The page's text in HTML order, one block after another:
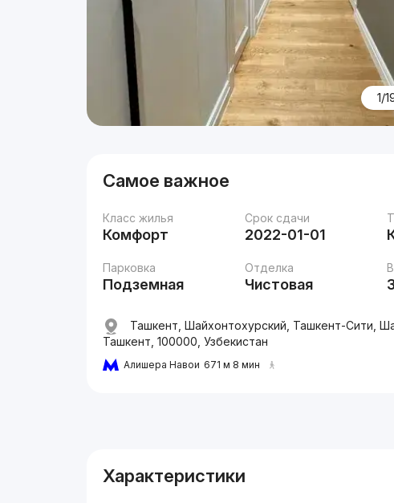
1/
Самое важное
Класс жилья
Комфорт
Срок сдачи
2022-01-01
Парковка
Подземная
Отделка
Чистовая
Ташкент, Шайхонтохурский, Ташкент-Сити,
Ташкент, 100000, Узбекистан
Алишера Навои 671 м 8 мин
Характеристики